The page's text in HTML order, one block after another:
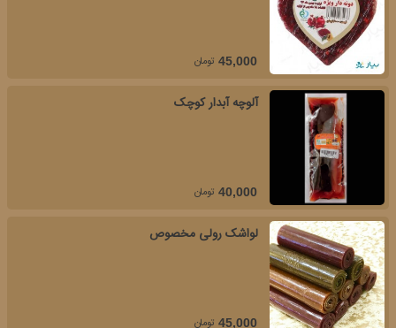
45,000 تومان
آلوچه آبدار کوچک
40,000 تومان
لواشک رولی مخصوص
45,000 تومان